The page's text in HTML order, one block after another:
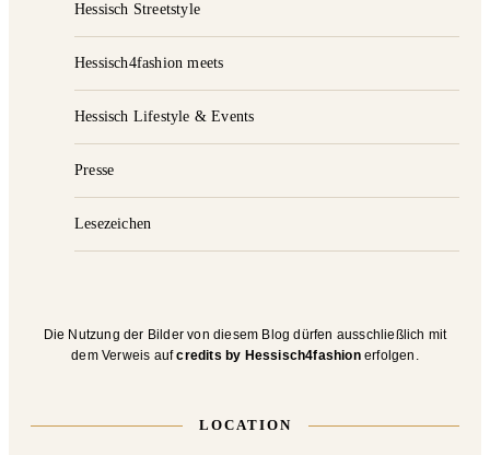
Hessisch Streetstyle
Hessisch4fashion meets
Hessisch Lifestyle & Events
Presse
Lesezeichen
Die Nutzung der Bilder von diesem Blog dürfen ausschließlich mit
dem Verweis aufcredits by Hessisch4fashionerfolgen.
LOCATION